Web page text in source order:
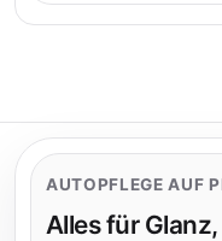
AUTOPFLEGE AUF
Alles für